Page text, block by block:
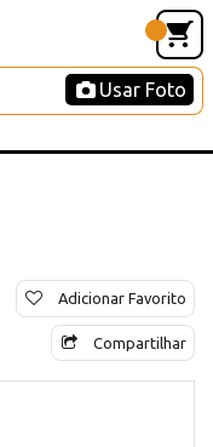
Usar Foto
Adicionar Favorito
Compartilhar